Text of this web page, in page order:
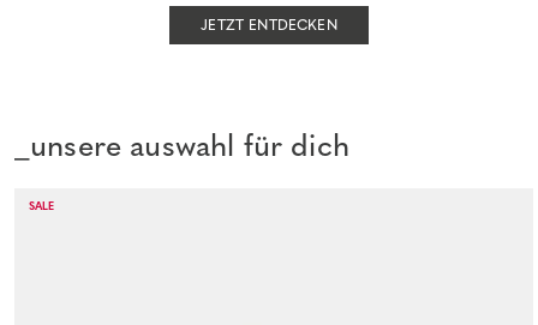
JETZT ENTDECKEN
_unsere auswahl für dich
SALE